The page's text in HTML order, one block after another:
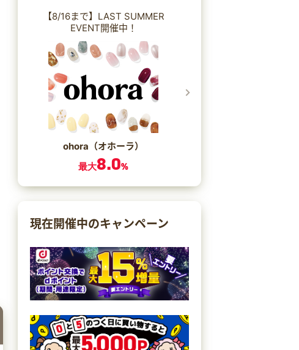
ご意見箱【8/16まで】LAST SUMMER
EVENT開催中！
ohora（オホーラ）
最大8.0%
現在開催中のキャンペーン